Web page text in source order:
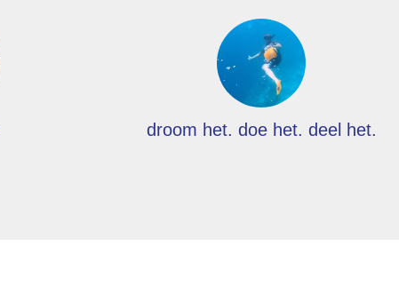
droom het. doe het. deel het.